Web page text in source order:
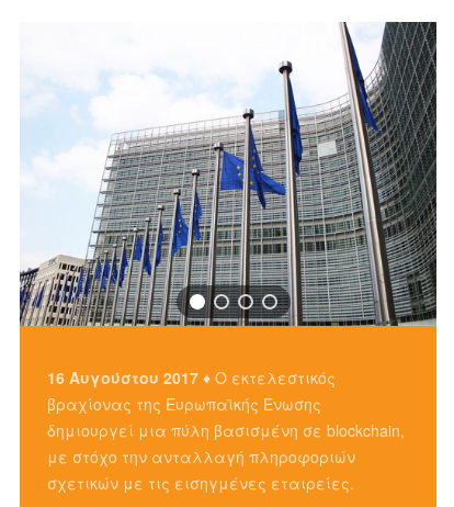
16 Αυγούστου 2017 ♦ Ο εκτελεστικός
βραχίονας της Ευρωπαϊκής Ένωσης
δημιουργεί μια πύλη βασισμένη σε blockchain,
με στόχο την ανταλλαγή πληροφοριών
σχετικών με τις εισηγμένες εταιρείες.